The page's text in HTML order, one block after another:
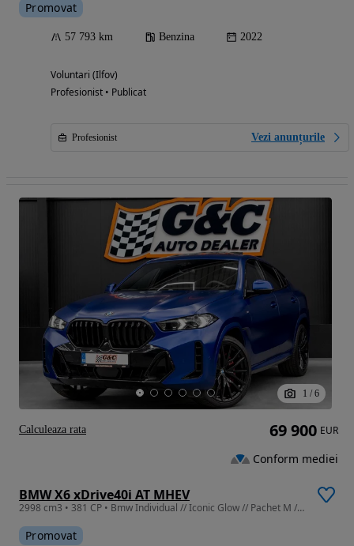
Promovat
57 793 km Benzina 2022
Voluntari (Ilfov)
Profesionist • Publicat
Profesionist Vezi anunțurile
1 / 6
BMW X6 xDrive40i AT MHEV
2998 cm3 • 381 CP • Bmw Individual // Iconic Glow // Pachet M // Pneumatic // SkyLounge !!
Promovat
69 900 EUR
Conform mediei
Calculeaza rata